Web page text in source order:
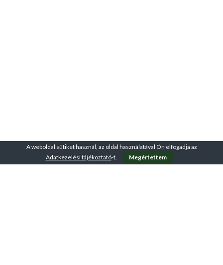
A weboldal sütiket használ, az oldal használatával Ön elfogadja az
Adatkezelési tájékoztató-t. Megértettem